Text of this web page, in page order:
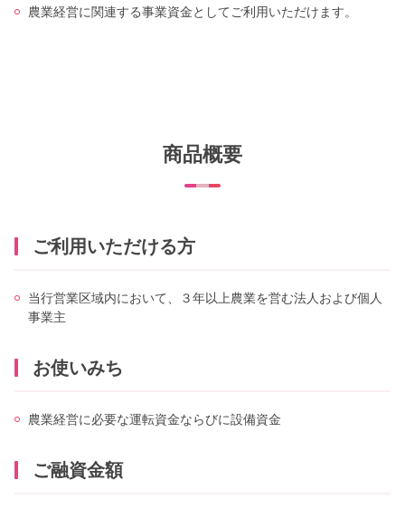
農業経営に関連する事業資金としてご利用いただけます。
商品概要
ご利用いただける方
当行営業区域内において、３年以上農業を営む法人および個人
事業主
お使いみち
農業経営に必要な運転資金ならびに設備資金
ご融資金額